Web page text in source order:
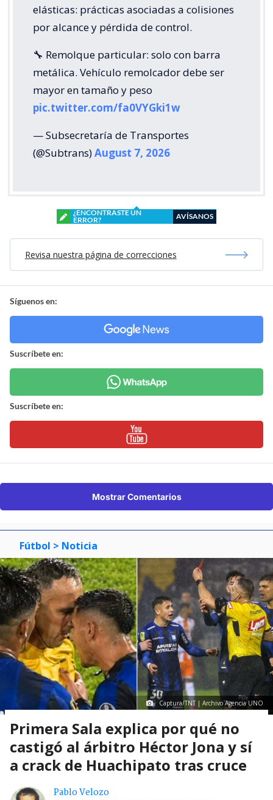
elásticas: prácticas asociadas a colisiones
por alcance y pérdida de control.
🔧 Remolque particular: solo con barra
metálica. Vehículo remolcador debe ser
mayor en tamaño y peso
pic.twitter.com/fa0VYGki1w
— Subsecretaría de Transportes
(@Subtrans)August 7, 2026
¿ENCONTRASTE UN
ERROR?
AVÍSANOS
Revisa nuestra página de correcciones
Síguenos en:
Suscríbete en:
Suscríbete en:
Mostrar Comentarios
Fútbol > Noticia
Captura/TNT | Archivo Agencia UNO
Primera Sala explica por qué no
castigó al árbitro Héctor Jona y sí
a crack de Huachipato tras cruce
Pablo Velozo